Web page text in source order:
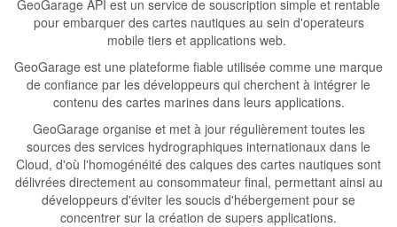
GeoGarage API est un service de souscription simple et rentable
pour embarquer des cartes nautiques au sein d'operateurs
mobile tiers et applications web.
GeoGarage est une plateforme fiable utilisée comme une marque
de confiance par les développeurs qui cherchent à intégrer le
contenu des cartes marines dans leurs applications.
GeoGarage organise et met à jour régulièrement toutes les
sources des services hydrographiques internationaux dans le
Cloud, d'où l'homogénéité des calques des cartes nautiques sont
délivrées directement au consommateur final, permettant ainsi au
développeurs d'éviter les soucis d'hébergement pour se
concentrer sur la création de supers applications.